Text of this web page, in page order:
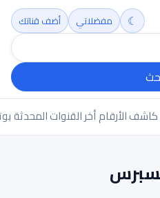
☾ مفضلاتي أضف قناتك
الأرقامأخر القنوات المحدثة